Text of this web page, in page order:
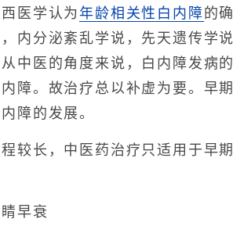
医学认为年龄相关性白内障 的
内分泌紊乱学说，先天遗传学
中医的角度来说，白内障发病
障。故治疗总以补虚为要。早
障的发展。
长，中医药治疗只适用于早期
早衰